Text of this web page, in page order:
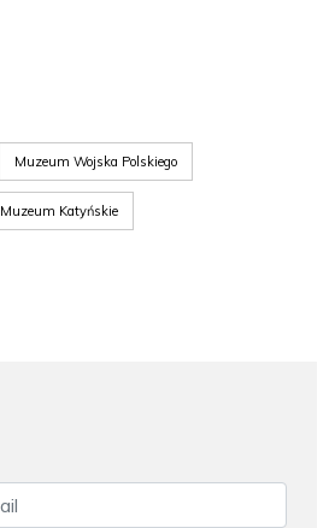
Muzeum Wojska Polskiego
Muzeum Katyńskie